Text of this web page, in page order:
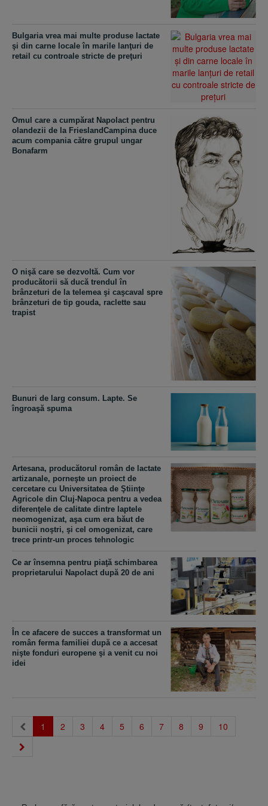
Bulgaria vrea mai multe produse lactate
şi din carne locale în marile lanţuri de
retail cu controale stricte de preţuri
Omul care a cumpărat Napolact pentru
olandezii de la FrieslandCampina duce
acum compania către grupul ungar
Bonafarm
O nişă care se dezvoltă. Cum vor
producătorii să ducă trendul în
brânzeturi de la telemea şi caşcaval spre
brânzeturi de tip gouda, raclette sau
trapist
Bunuri de larg consum. Lapte. Se
îngroaşă spuma
Artesana, producătorul român de lactate
artizanale, porneşte un proiect de
cercetare cu Universitatea de Ştiinţe
Agricole din Cluj-Napoca pentru a vedea
diferenţele de calitate dintre laptele
neomogenizat, aşa cum era băut de
bunicii noştri, şi cel omogenizat, care
trece printr-un proces tehnologic
Ce ar însemna pentru piaţă schimbarea
proprietarului Napolact după 20 de ani
În ce afacere de succes a transformat un
român ferma familiei după ce a accesat
nişte fonduri europene şi a venit cu noi
idei
1 (current)
2 3 4 5 6 7 8 9 10